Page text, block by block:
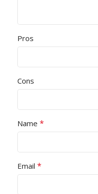
Pros
Cons
Name *
Email *